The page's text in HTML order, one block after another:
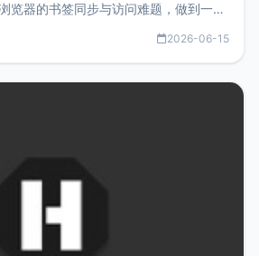
览器的书签同步与访问难题，做到一处
官网地址：
2026-06-15